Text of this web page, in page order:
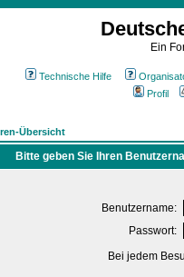
Ein
Technische Hilfe
Profil
Übersicht
Bitte geben Sie Ihren
Benutzername:
Passwort:
Bei jedem